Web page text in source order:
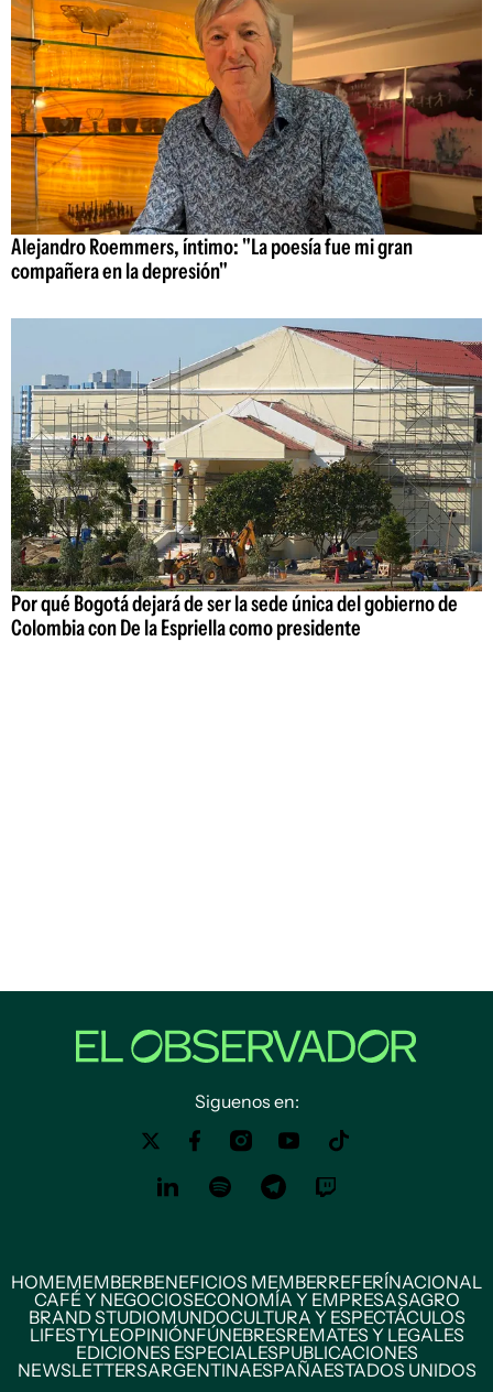
Alejandro Roemmers, íntimo: "La poesía fue mi gran
compañera en la depresión"
Por qué Bogotá dejará de ser la sede única del gobierno de
Colombia con De la Espriella como presidente
Siguenos en:
HOMEMEMBERBENEFICIOS MEMBERREFERÍNACIONAL
CAFÉ Y NEGOCIOSECONOMÍA Y EMPRESASAGRO
BRAND STUDIOMUNDOCULTURA Y ESPECTÁCULOS
LIFESTYLEOPINIÓNFÚNEBRESREMATES Y LEGALES
EDICIONES ESPECIALESPUBLICACIONES
NEWSLETTERSARGENTINAESPAÑAESTADOS UNIDOS